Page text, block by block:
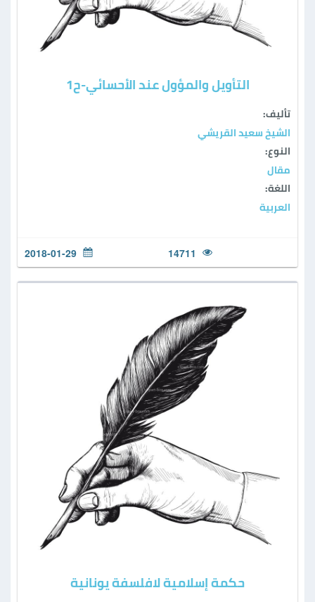
التأويل والمؤول عند الأحسائي-ح1
تأليف:
الشيخ سعيد القريشي
النوع:
مقال
اللغة:
العربية
14711
2018-01-29
حكمة إسلامية لافلسفة يونانية